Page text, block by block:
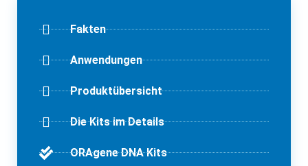
Fakten
Anwendungen
Produktübersicht
Die Kits im Details
ORAgene DNA Kits